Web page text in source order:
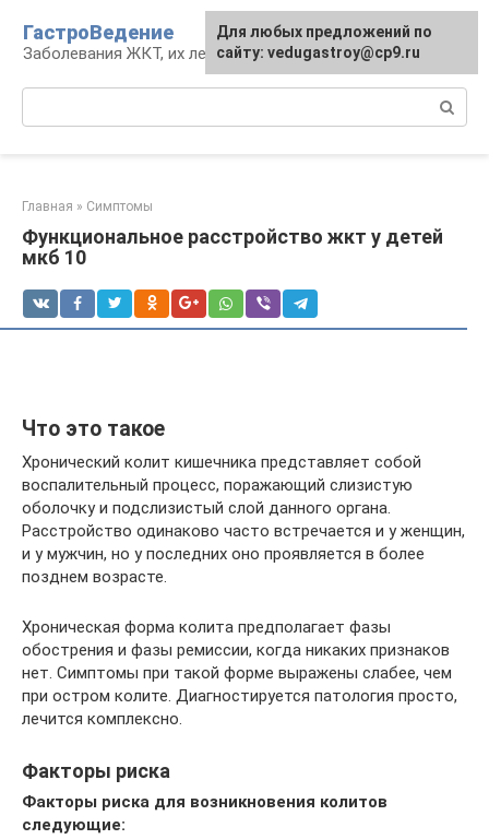
контенту
ГастроВедение
Заболевания ЖКТ, их лечение и профилактика
Главная » Симптомы
Функциональное расстройство жкт у детей
мкб 10
Что это такое
Хронический колит кишечника представляет собой
воспалительный процесс, поражающий слизистую
оболочку и подслизистый слой данного органа.
Расстройство одинаково часто встречается и у женщин,
и у мужчин, но у последних оно проявляется в более
позднем возрасте.
Хроническая форма колита предполагает фазы
обострения и фазы ремиссии, когда никаких признаков
нет. Симптомы при такой форме выражены слабее, чем
при остром колите. Диагностируется патология просто,
лечится комплексно.
Факторы риска
Факторы риска для возникновения колитов
следующие:
Для любых предложений по
сайту: vedugastroy@cp9.ru